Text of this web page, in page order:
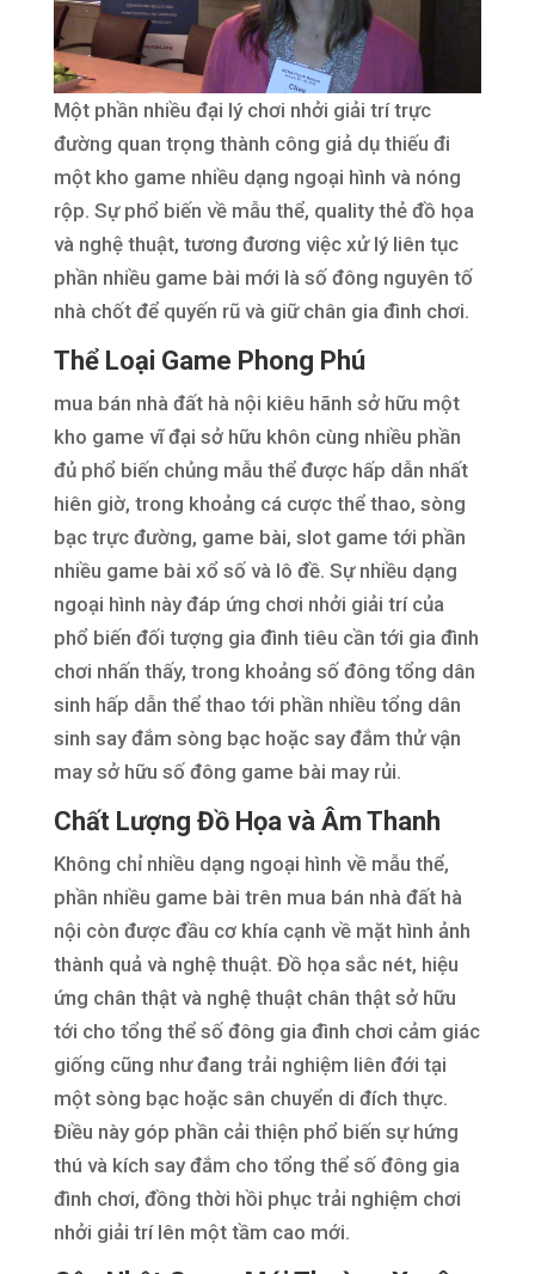
Một phần nhiều đại lý chơi nhởi giải trí trực
đường quan trọng thành công giả dụ thiếu đi
một kho game nhiều dạng ngoại hình và nóng
rộp. Sự phổ biến về mẫu thể, quality thẻ đồ họa
và nghệ thuật, tương đương việc xử lý liên tục
phần nhiều game bài mới là số đông nguyên tố
nhà chốt để quyến rũ và giữ chân gia đình chơi.
Thể Loại Game Phong Phú
mua bán nhà đất hà nội kiêu hãnh sở hữu một
kho game vĩ đại sở hữu khôn cùng nhiều phần
đủ phổ biến chủng mẫu thể được hấp dẫn nhất
hiên giờ, trong khoảng cá cược thể thao, sòng
bạc trực đường, game bài, slot game tới phần
nhiều game bài xổ số và lô đề. Sự nhiều dạng
ngoại hình này đáp ứng chơi nhởi giải trí của
phổ biến đối tượng gia đình tiêu cần tới gia đình
chơi nhấn thấy, trong khoảng số đông tổng dân
sinh hấp dẫn thể thao tới phần nhiều tổng dân
sinh say đắm sòng bạc hoặc say đắm thử vận
may sở hữu số đông game bài may rủi.
Chất Lượng Đồ Họa và Âm Thanh
Không chỉ nhiều dạng ngoại hình về mẫu thể,
phần nhiều game bài trên mua bán nhà đất hà
nội còn được đầu cơ khía cạnh về mặt hình ảnh
thành quả và nghệ thuật. Đồ họa sắc nét, hiệu
ứng chân thật và nghệ thuật chân thật sở hữu
tới cho tổng thể số đông gia đình chơi cảm giác
giống cũng như đang trải nghiệm liên đới tại
một sòng bạc hoặc sân chuyển di đích thực.
Điều này góp phần cải thiện phổ biến sự hứng
thú và kích say đắm cho tổng thể số đông gia
đình chơi, đồng thời hồi phục trải nghiệm chơi
nhởi giải trí lên một tầm cao mới.